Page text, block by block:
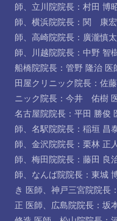
師、 立川院院長：村田 博
師、 横浜院院長：関 康
師、 高崎院院長：廣瀧慎
師、 川越院院長：中野 智
船橋院院長：管野 隆治 医
田屋クリニック院長：佐
ニック院長：今井 佑樹
名古屋院院長：平田 勝俊
師、 名駅院院長：稲垣 昌
師、 金沢院院長：栗林 正
師、 梅田院院長：藤田 良
師、 なんば院院長：東城
き 医師、 神戸三宮院院長
正 医師、 広島院院長：坂